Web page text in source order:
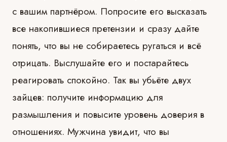
с вашим партнёром. Попросите его высказать
все накопившиеся претензии и сразу дайте
понять, что вы не собираетесь ругаться и всё
отрицать. Выслушайте его и постарайтесь
реагировать спокойно. Так вы убьёте двух
зайцев: получите информацию для
размышления и повысите уровень доверия в
отношениях. Мужчина увидит, что вы